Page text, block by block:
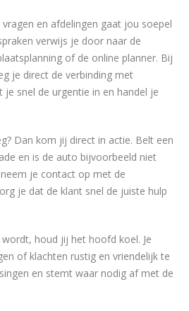
vragen en afdelingen gaat jou soepel
verwijs je door naar de
of de online planner. Bij
je direct de verbinding met
je snel de urgentie in en handel je
Dan kom jij direct in actie. Belt een
en is de auto bijvoorbeeld niet
je contact op met de
je dat de klant snel de juiste hulp
houd jij het hoofd koel. Je
of klachten rustig en vriendelijk te
en stemt waar nodig af met de